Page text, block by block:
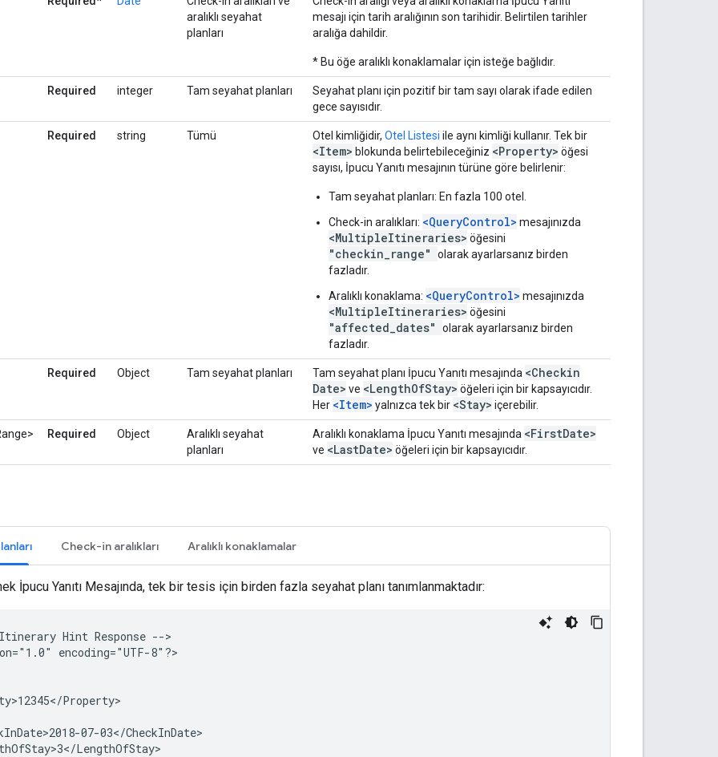
aralıklı seyahat
planları
mesajı için tarih aralığının son tarihidir. Belirtilen tarihler
aralığa dahildir.
* Bu öğe aralıklı konaklamalar için isteğe bağlıdır.
Required integer Tam seyahat planları
Seyahat planı için pozitif bir tam sayı olarak ifade edilen
gece sayısıdır.
Required string Tümü Otel kimliğidir, Otel Listesi ile aynı kimliği kullanır. Tek bir
<Item> blokunda belirtebileceğiniz <Property> öğesi
sayısı, İpucu Yanıtı mesajının türüne göre belirlenir:
Tam seyahat planları: En fazla 100 otel.
Check-in aralıkları: <QueryControl> mesajınızda
<MultipleItineraries> öğesini
"checkin_range" olarak ayarlarsanız birden
fazladır.
Aralıklı konaklama: <QueryControl> mesajınızda
<MultipleItineraries> öğesini
"affected_dates" olarak ayarlarsanız birden
fazladır.
Required Object Tam seyahat planları Tam seyahat planı İpucu Yanıtı mesajında <Checkin
Date> ve <LengthOfStay> öğeleri için bir kapsayıcıdır.
Her <Item> yalnızca tek bir <Stay> içerebilir.
Required Object
Aralıklı seyahat
planları
Aralıklı konaklama İpucu Yanıtı mesajında <FirstDate>
ve <LastDate> öğeleri için bir kapsayıcıdır.
Check-in aralıkları Aralıklı konaklamalar
İpucu Yanıtı Mesajında, tek bir tesis için birden fazla seyahat planı tanımlanmaktadır:
Itinerary Hint Response -->
encoding="UTF-8"?>